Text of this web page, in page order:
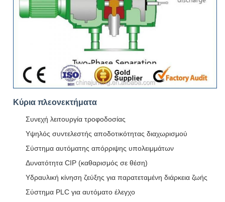
Κύρια πλεονεκτήματα
Συνεχή λειτουργία τροφοδοσίας
Υψηλός συντελεστής αποδοτικότητας διαχωρισμού
Σύστημα αυτόματης απόρριψης υπολειμμάτων
Δυνατότητα CIP (καθαρισμός σε θέση)
Υδραυλική κίνηση ζεύξης για παρατεταμένη διάρκεια ζωής
Σύστημα PLC για αυτόματο έλεγχο